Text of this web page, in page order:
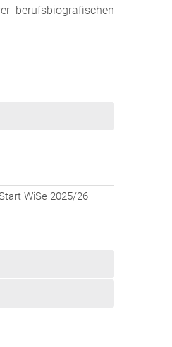
berufsbiografischen
WiSe 2025/26